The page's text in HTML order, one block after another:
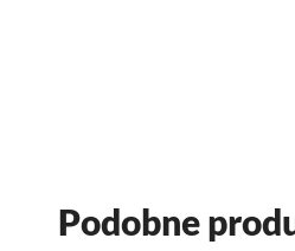
Podobne